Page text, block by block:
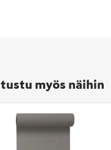
myös näihin